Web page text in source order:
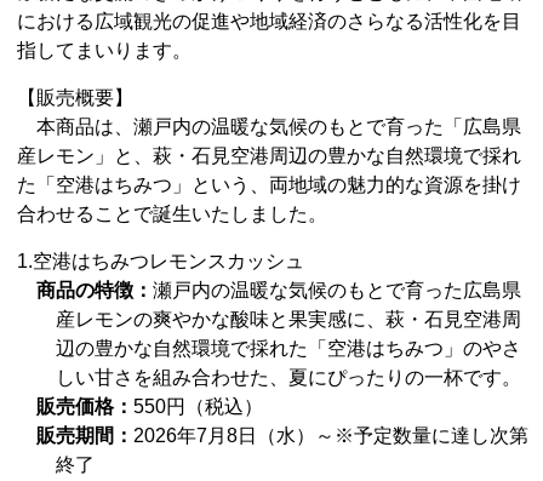
における広域観光の促進や地域経済のさらなる活性化を目
指してまいります。
【販売概要】
本商品は、瀬戸内の温暖な気候のもとで育った「広島県
産レモン」と、萩・石見空港周辺の豊かな自然環境で採れ
た「空港はちみつ」という、両地域の魅力的な資源を掛け
合わせることで誕生いたしました。
1.空港はちみつレモンスカッシュ
商品の特徴： 瀬戸内の温暖な気候のもとで育った広島県
産レモンの爽やかな酸味と果実感に、萩・石見空港周
辺の豊かな自然環境で採れた
「空港はちみつ」のやさ
しい甘さを組み合わせた、夏にぴったりの一杯です。
販売価格： 550円（税込）
販売期間： 2026年7月8日（水）～※予定数量に達し次第
終了